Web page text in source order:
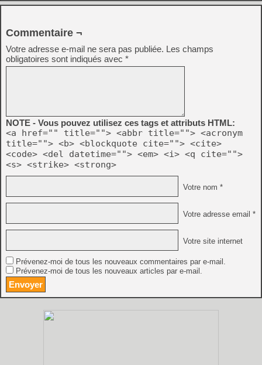
Commentaire ¬
Votre adresse e-mail ne sera pas publiée. Les champs
obligatoires sont indiqués avec *
NOTE - Vous pouvez utilisez ces tags et attributs HTML:
<a href="" title=""> <abbr title=""> <acronym
title=""> <b> <blockquote cite=""> <cite>
<code> <del datetime=""> <em> <i> <q cite="">
<s> <strike> <strong>
Votre nom *
Votre adresse email *
Votre site internet
Prévenez-moi de tous les nouveaux commentaires par e-mail.
Prévenez-moi de tous les nouveaux articles par e-mail.